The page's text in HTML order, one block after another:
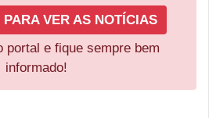
VER AS NOTÍCIAS
portal e fique sempre bem
informado!